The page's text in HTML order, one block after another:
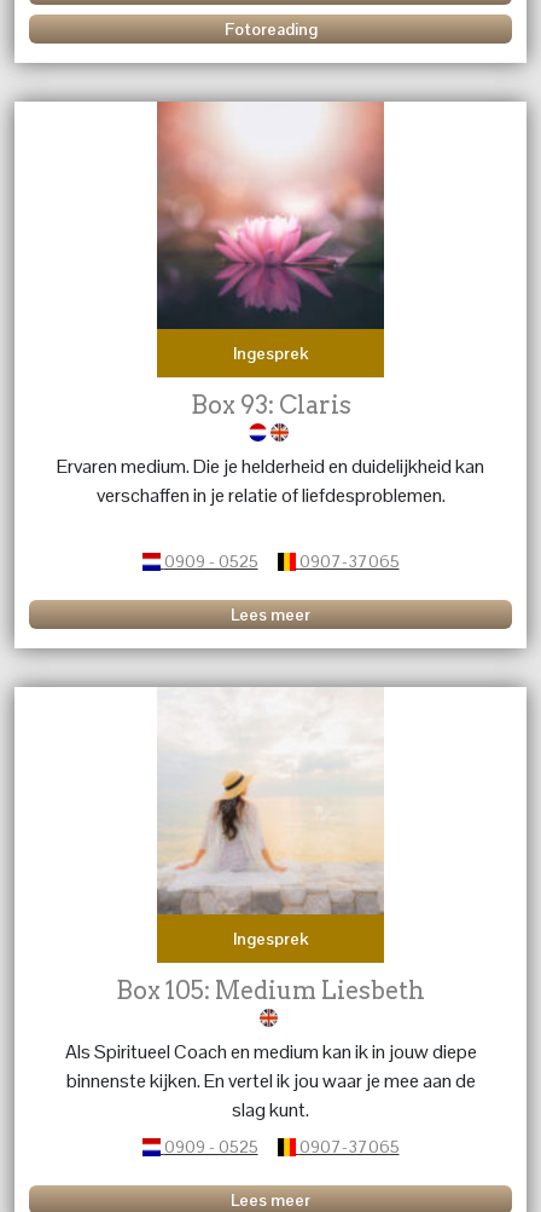
Fotoreading
Ingesprek
Box 93: Claris
Ervaren medium. Die je helderheid en duidelijkheid kan
verschaffen in je relatie of liefdesproblemen.
0909 - 0525 0907-37065
Lees meer
Ingesprek
Box 105: Medium Liesbeth
Als Spiritueel Coach en medium kan ik in jouw diepe
binnenste kijken. En vertel ik jou waar je mee aan de
slag kunt.
0909 - 0525 0907-37065
Lees meer